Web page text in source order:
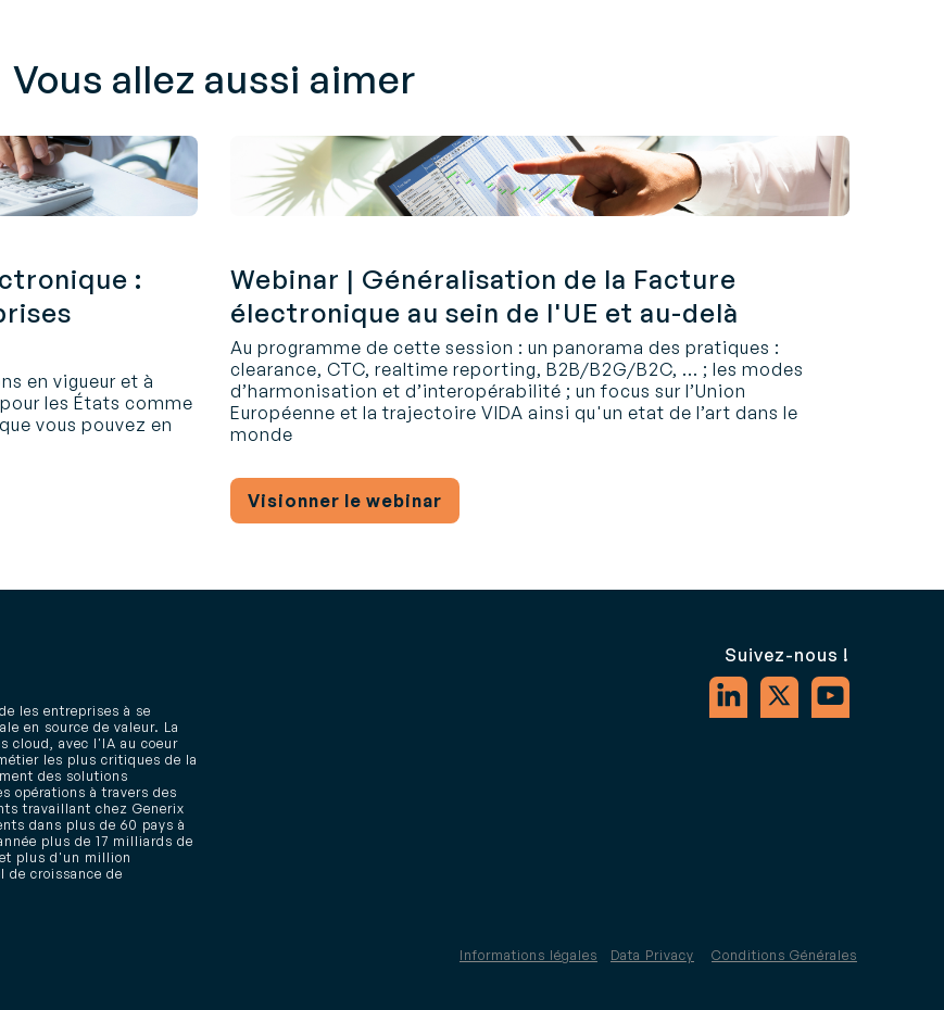
Vous allez aussi aimer
:
en vigueur et à
les États comme
vous pouvez en
Webinar | Généralisation de la Facture
électronique au sein de l'UE et au-delà
Au programme de cette session : un panorama des pratiques :
clearance, CTC, realtime reporting, B2B/B2G/B2C, … ; les modes
d’harmonisation et d’interopérabilité ; un focus sur l’Union
Européenne et la trajectoire VIDA ainsi qu'un etat de l’art dans le
monde
Visionner le webinar
les entreprises à se
en source de valeur. La
cloud, avec l'IA au coeur
les plus critiques de la
des solutions
opérations à travers des
travaillant chez Generix
dans plus de 60 pays à
plus de 17 milliards de
plus d'un million
de croissance de
Suivez-nous !
Informations légales Data Privacy Conditions Générales